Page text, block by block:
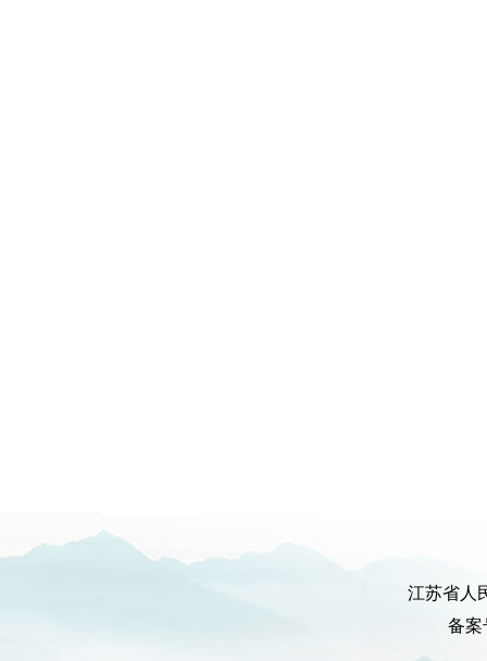
江苏省人
备案